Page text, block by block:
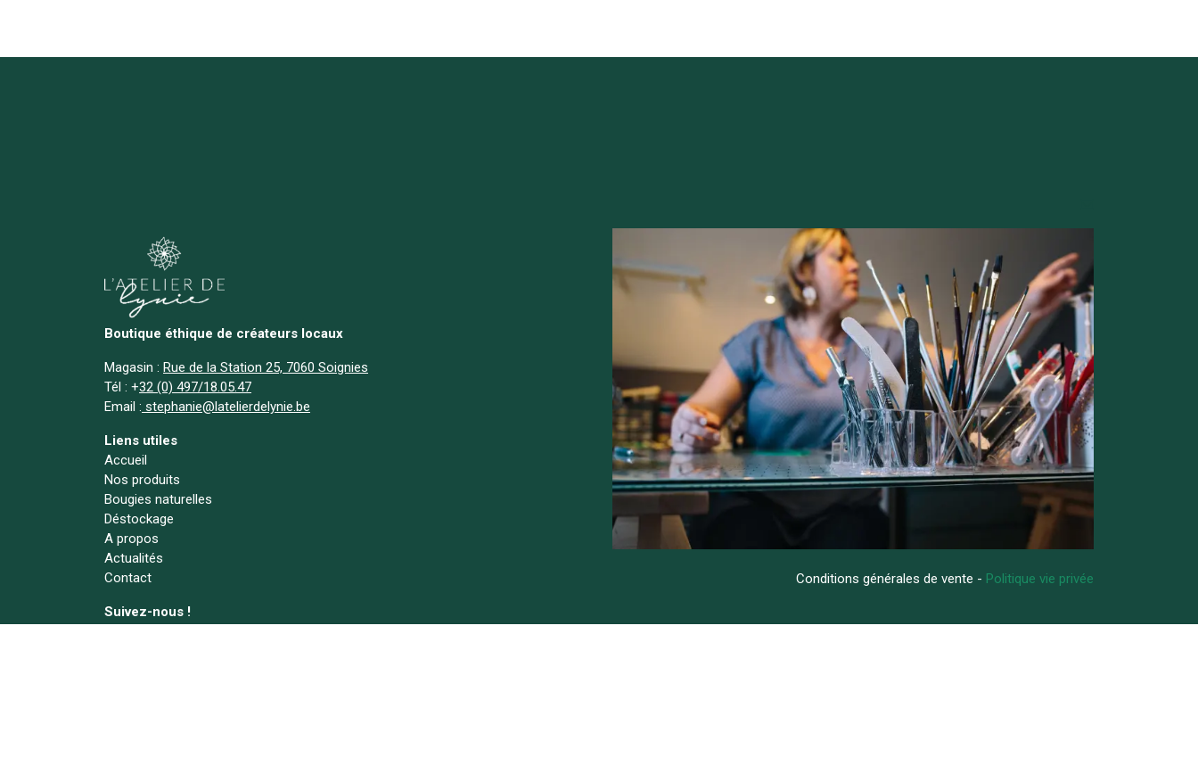
Boutique éthique de créateurs locaux
Magasin : Rue de la Station 25, 7060 Soignies
Tél : +32 (0) 497/18.05.47
Email : stephanie@latelierdelynie.be
Liens utiles
Accueil
Nos produits
Bougies naturelles
Déstockage
A propos
Actualités
Contact
Suivez-nous !
Conditions générales de vente - Politique vie privée